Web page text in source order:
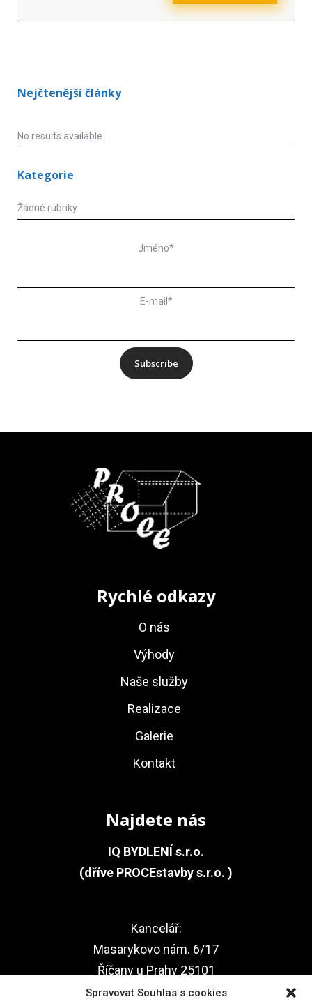
Spravovat Souhlas s cookies
Nejčtenější články
No results available
Kategorie
Žádné rubriky
Jméno*
E-mail*
Rychlé odkazy
O nás
Výhody
Naše služby
Realizace
Galerie
Kontakt
Najdete nás
IQ BYDLENÍ s.r.o.
(dříve PROCEstavby s.r.o. )
Kancelář:
Masarykovo nám. 6/17
Říčany u Prahy 25101